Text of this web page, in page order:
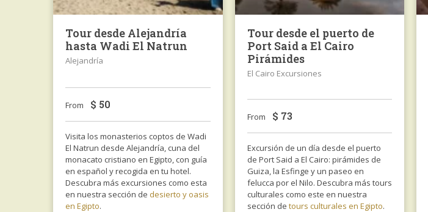
Tour desde Alejandría
hasta Wadi El Natrun
Alejandría
From $ 50
Visita los monasterios coptos de Wadi
El Natrun desde Alejandría, cuna del
monacato cristiano en Egipto, con guía
en español y recogida en tu hotel.
Descubra más excursiones como esta
en nuestra sección de desierto y oasis
en Egipto.
Tour desde el puerto de
Port Said a El Cairo
Pirámides
El Cairo Excursiones
From $ 73
Excursión de un día desde el puerto
de Port Said a El Cairo: pirámides de
Guiza, la Esfinge y un paseo en
felucca por el Nilo. Descubra más tours
culturales como este en nuestra
sección de tours culturales en Egipto.